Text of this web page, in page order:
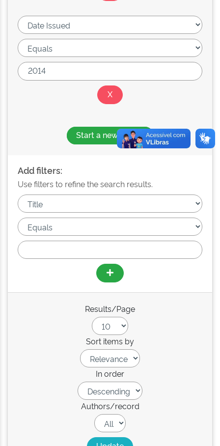
Start a new search
Add filters:
Use filters to refine the search results.
Results/Page
Sort items by
In order
Authors/record